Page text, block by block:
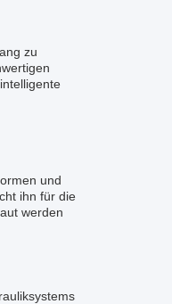
zu
und
ihn für die
werden